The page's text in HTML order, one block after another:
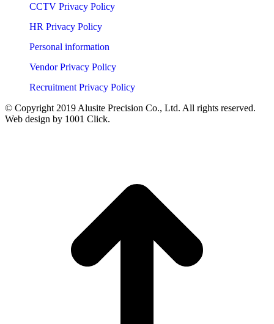
CCTV Privacy Policy
HR Privacy Policy
Personal information
Vendor Privacy Policy
Recruitment Privacy Policy
© Copyright 2019 Alusite Precision Co., Ltd. All rights reserved.
Web design by 1001 Click.